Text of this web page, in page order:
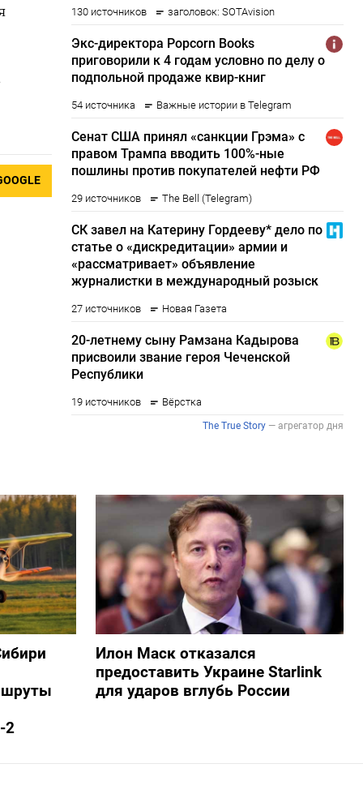
2
Илон Маск отказался
предоставить Украине Starlink
для ударов вглубь России